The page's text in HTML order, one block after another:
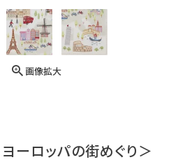
画像拡大
ーロッパの街めぐり＞